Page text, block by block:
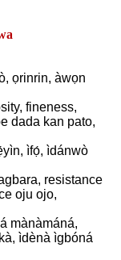
ọrinrin, àwọn
fineness,
dada kan pato,
ìfọ́, ìdánwò
resistance
oju ojo,
mànàmáná,
ìdènà ìgbóná